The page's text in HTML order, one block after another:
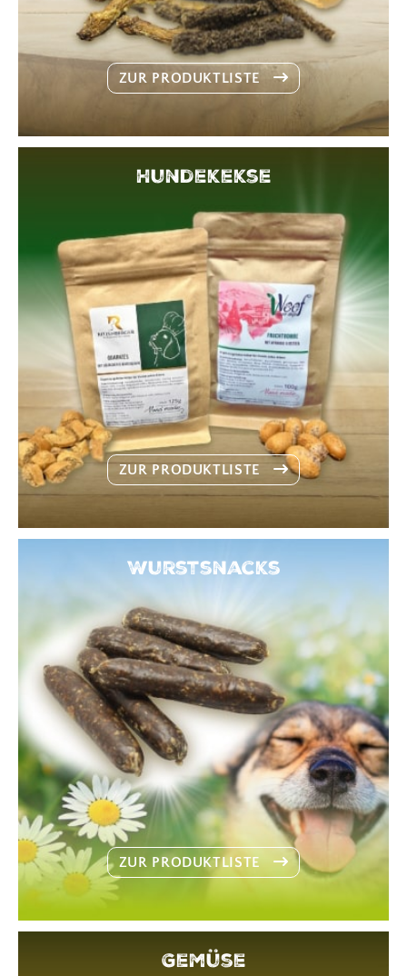
ZUR PRODUKTLISTE
Hundekekse
ZUR PRODUKTLISTE
Wurstsnacks
ZUR PRODUKTLISTE
Gemüse